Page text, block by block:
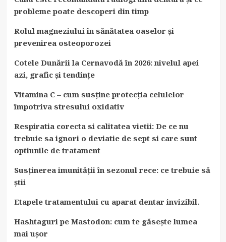
probleme poate descoperi din timp
Rolul magneziului în sănătatea oaselor și
prevenirea osteoporozei
Cotele Dunării la Cernavodă în 2026: nivelul apei
azi, grafic și tendințe
Vitamina C – cum susține protecția celulelor
împotriva stresului oxidativ
Respiratia corecta si calitatea vietii: De ce nu
trebuie sa ignori o deviatie de sept si care sunt
optiunile de tratament
Susținerea imunității în sezonul rece: ce trebuie să
știi
Etapele tratamentului cu aparat dentar invizibil.
Hashtaguri pe Mastodon: cum te găsește lumea
mai ușor